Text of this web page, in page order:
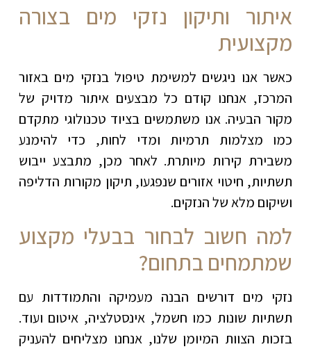
איתור ותיקון נזקי מים בצורה
מקצועית
כאשר אנו ניגשים למשימת טיפול בנזקי מים באזור
המרכז, אנחנו קודם כל מבצעים איתור מדויק של
מקור הבעיה. אנו משתמשים בציוד טכנולוגי מתקדם
כמו מצלמות תרמיות ומדי לחות, כדי להימנע
משבירת קירות מיותרת. לאחר מכן, מתבצע ייבוש
תשתיות, חיטוי אזורים שנפגעו, תיקון מקורות הדליפה
ושיקום מלא של הנזקים.
למה חשוב לבחור בבעלי מקצוע
שמתמחים בתחום?
נזקי מים דורשים הבנה מעמיקה והתמודדות עם
תשתיות שונות כמו חשמל, אינסטלציה, איטום ועוד.
בזכות הצוות המיומן שלנו, אנחנו מצליחים להעניק